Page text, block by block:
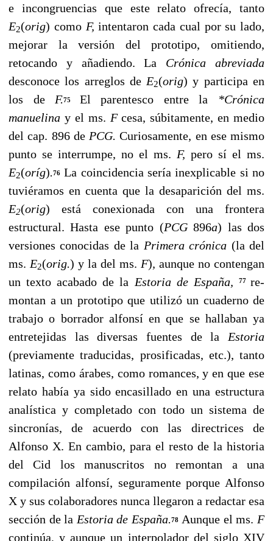
e incongruencias que este relato ofrecía, tanto
E2(orig) como F,intentaron cada cual por su lado,
mejorar la versión del prototipo, omitiendo,
retocando y añadiendo. La Cró­nica abreviada
desconoce los arreglos de E2(orig) y participa en
los de F.75 El parentesco entre la *Crónica
manuelina y el ms. Fcesa, súbitamente, en medio
del cap. 896 de PCG.Curiosamente, en ese mismo
punto se inte­rrumpe, no el ms. F, pero sí el ms.
E2(oríg).76 La coincidencia sería inexplica­ble si no
tuviéramos en cuenta que la desaparición del ms.
E2(orig)
está conexionada con una frontera
estructural. Hasta ese punto (PCG896a) las dos
versiones conocidas de la Primera crónica (la del
ms. E2(orig.) y la del ms. F), aunque no contengan
un texto acabado de la Estoria de España, 77re­
montan a un prototipo que utilizó un cuaderno de
trabajo o borrador alfonsí en que se hallaban ya
entretejidas las diversas fuentes de la Estoria
(previa­mente traducidas, prosificadas, etc.), tanto
latinas, como árabes, como ro­mances, y en que ese
relato había ya sido encasillado en una estructura
analística y completado con todo un sistema de
sincronías, de acuerdo con las directrices de
Alfonso X. En cambio, para el resto de la historia
del Cid los manuscritos no remontan a una
compilación alfonsí, seguramente porque Alfonso
X y sus colaboradores nunca llegaron a redactar esa
sección de la Estoriade España.78 Aunque el ms. F
continúa, y aunque un interpolador del siglo XIV